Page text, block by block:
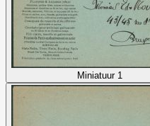
Miniatuur 1